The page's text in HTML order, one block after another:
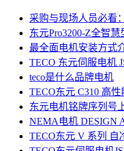
采购与现场人员必看
东元Pro3200-Z全智
最全面电机安装方式
TECO 东元伺服电机
teco是什么品牌电机
TECO东元 C310 高
东元电机铭牌序列号
NEMA电机 DESIGN
TECO东元 V 系列